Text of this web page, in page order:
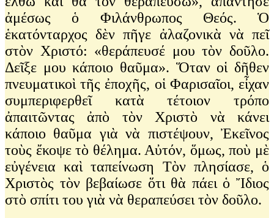
ἀμέσως ὁ Φιλάνθρωπος Θεός. Ὁ
ἑκατόνταρχος δὲν πῆγε ἀλαζονικὰ νὰ πεῖ
στὸν Χριστό: «θεράπευσέ μου τὸν δοῦλο.
Δεῖξε μου κάποιο θαῦμα». Ὅταν οἱ δῆθεν
πνευματικοὶ τῆς ἐποχῆς, οἱ Φαρισαῖοι, εἶχαν
συμπεριφερθεῖ κατὰ τέτοιον τρόπο
ἀπαιτῶντας ἀπὸ τὸν Χριστὸ νὰ κάνει
κάποιο θαῦμα γιὰ νὰ πιστέψουν, Ἐκεῖνος
τοὺς ἔκοψε τὸ θέλημα. Αὐτόν, ὅμως, ποὺ μὲ
εὐγένεια καὶ ταπείνωση Τὸν πλησίασε, ὁ
Χριστὸς τὸν βεβαίωσε ὅτι θὰ πάει ὁ Ἴδιος
στὸ σπίτι του γιὰ νὰ θεραπεύσει τὸν δοῦλο.